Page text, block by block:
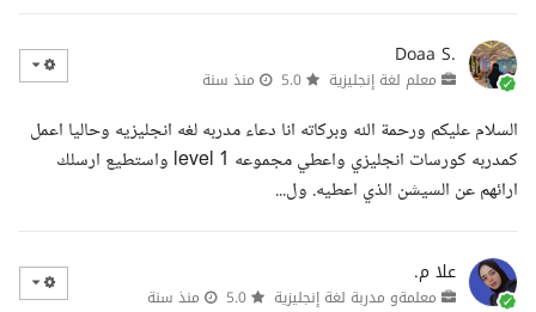
Doaa S.
معلم لغة إنجليزية منذ سنة
السلام عليكم ورحمة الله وبركاته انا دعاء مدربه لغه انجليزيه وحاليا اعمل
كمدربه كورسات انجليزي واعطي مجموعه level 1 واستطيع ارسلك
ارائهم عن السيشن الذي اعطيه. ول...
علا م.
معلمةو مدربة لغة إنجليزية منذ سنة